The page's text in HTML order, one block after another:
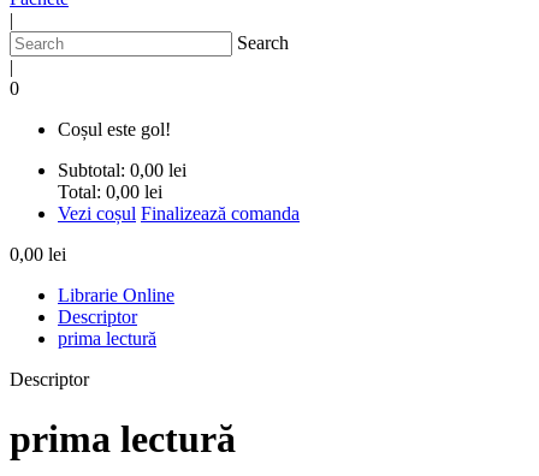
|
Search
|
0
Coșul este gol!
Subtotal: 0,00 lei
Total: 0,00 lei
Vezi coșul Finalizează comanda
0,00 lei
Librarie Online
Descriptor
prima lectură
Descriptor
prima lectură